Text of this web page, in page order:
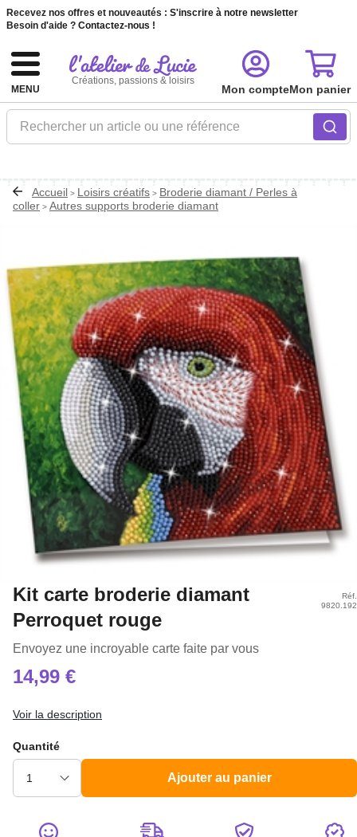
Recevez nos offres et nouveautés : S'inscrire à notre newsletter
Besoin d'aide ? Contactez-nous !
MENU
Créations, passions & loisirs
Rechercher un article ou une référence
Mon compteMon panier
Accueil > Loisirs créatifs > Broderie diamant / Perles à
coller > Autres supports broderie diamant
Kit carte broderie diamant
Perroquet rouge
Envoyez une incroyable carte faite par vous
Réf.
9820.192
14,99 €
Voir la description
Quantité
Ajouter au panier